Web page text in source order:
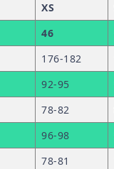
XS
46
176-182
92-95
78-82
96-98
78-81